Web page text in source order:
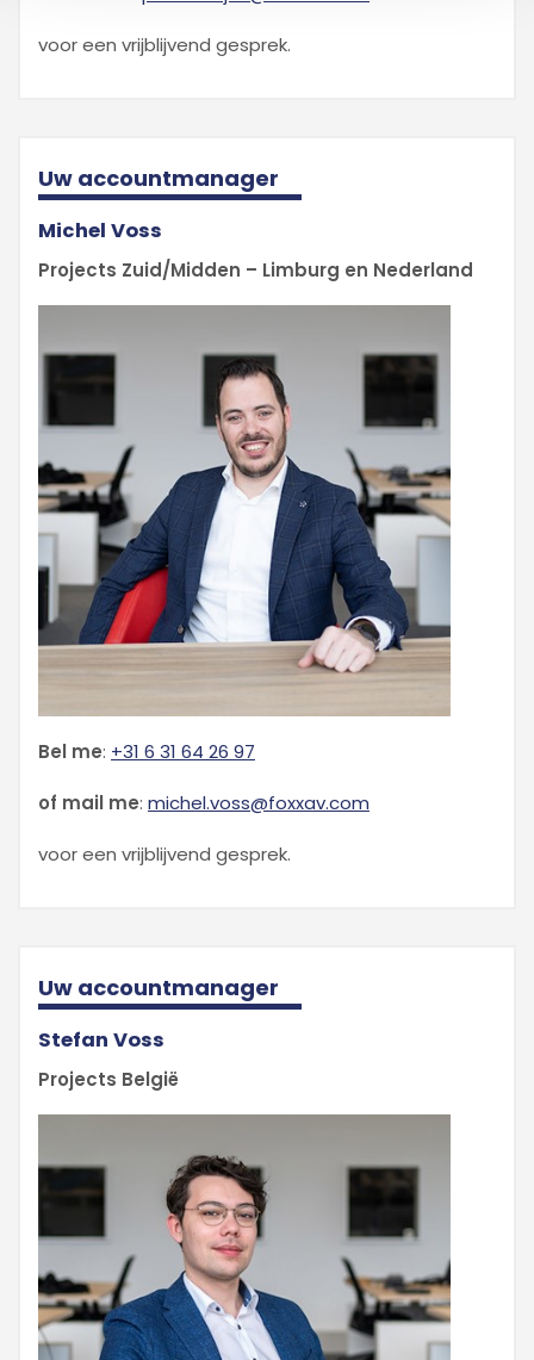
voor een vrijblijvend gesprek.
Uw accountmanager
Michel Voss
Projects Zuid/Midden – Limburg en Nederland
Bel me: +31 6 31 64 26 97
of mail me: michel.voss@foxxav.com
voor een vrijblijvend gesprek.
Uw accountmanager
Stefan Voss
Projects België